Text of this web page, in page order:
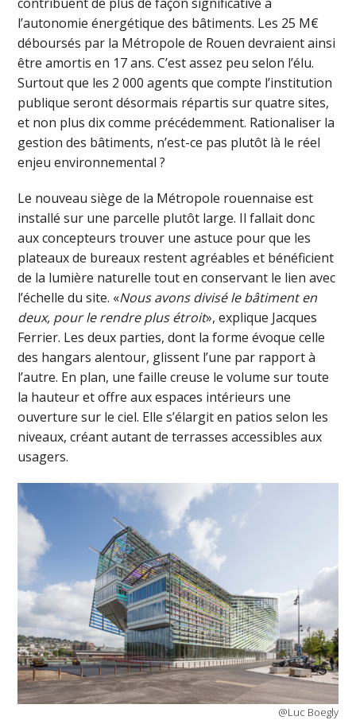
l’autonomie énergétique des bâtiments. Les 25 M€
déboursés par la Métropole de Rouen devraient ainsi
être amortis en 17 ans. C’est assez peu selon l’élu.
Surtout que les 2 000 agents que compte l’institution
publique seront désormais répartis sur quatre sites,
et non plus dix comme précédemment. Rationaliser la
gestion des bâtiments, n’est-ce pas plutôt là le réel
enjeu environnemental ?
Le nouveau siège de la Métropole rouennaise est
installé sur une parcelle plutôt large. Il fallait donc
aux concepteurs trouver une astuce pour que les
plateaux de bureaux restent agréables et bénéficient
de la lumière naturelle tout en conservant le lien avec
l’échelle du site. «Nous avons divisé le bâtiment en
deux, pour le rendre plus étroit», explique Jacques
Ferrier. Les deux parties, dont la forme évoque celle
des hangars alentour, glissent l’une par rapport à
l’autre. En plan, une faille creuse le volume sur toute
la hauteur et offre aux espaces intérieurs une
ouverture sur le ciel. Elle s’élargit en patios selon les
niveaux, créant autant de terrasses accessibles aux
usagers.
@Luc Boegly